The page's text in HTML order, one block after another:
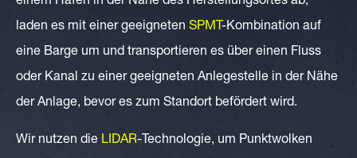
laden es mit einer geeigneten SPMT-Kombination auf
eine Barge um und transportieren es über einen Fluss
oder Kanal zu einer geeigneten Anlegestelle in der Nähe
der Anlage, bevor es zum Standort befördert wird.
Wir nutzen die LIDAR-Technologie, um Punktwolken